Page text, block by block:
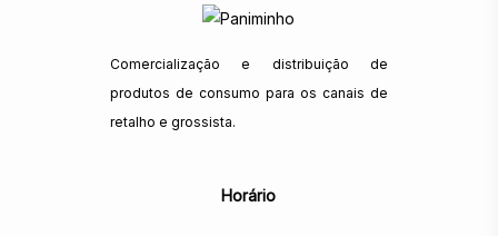
Comercialização e distribuição de
produtos de consumo para os canais de
retalho e grossista.
Horário